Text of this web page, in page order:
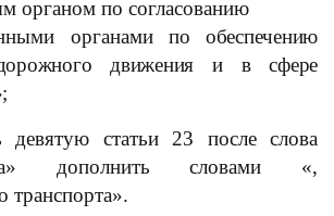
органом по согласованию
органамипо обеспечению
дорожного движения и в сфере
девятую статьи 23 после слова
дополнить словами «,
транспорта».